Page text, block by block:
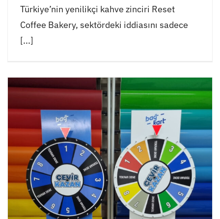
Türkiye’nin yenilikçi kahve zinciri Reset
Coffee Bakery, sektördeki iddiasını sadece
[...]